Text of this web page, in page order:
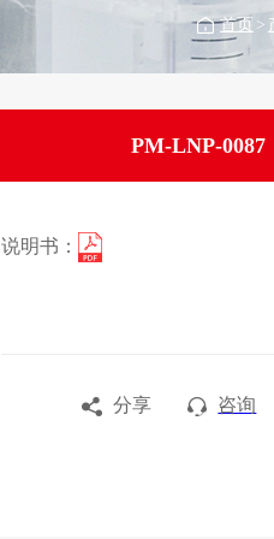
首页 >
PM-LNP-0087
说明书：
分享 咨询